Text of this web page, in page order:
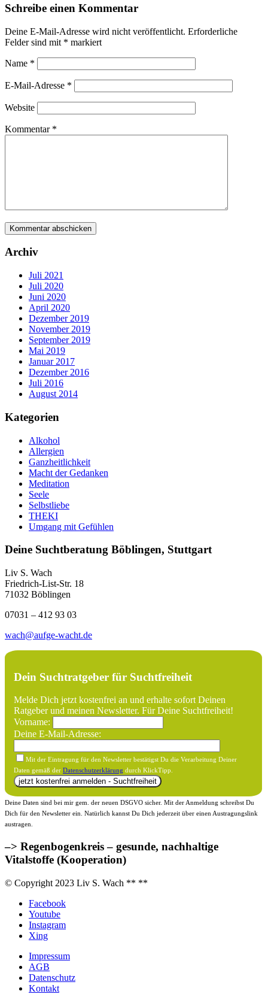
Schreibe einen Kommentar
Deine E-Mail-Adresse wird nicht veröffentlicht. Erforderliche
Felder sind mit * markiert
Name *
E-Mail-Adresse *
Website
Kommentar *
Archiv
Juli 2021
Juli 2020
Juni 2020
April 2020
Dezember 2019
November 2019
September 2019
Mai 2019
Januar 2017
Dezember 2016
Juli 2016
August 2014
Kategorien
Alkohol
Allergien
Ganzheitlichkeit
Macht der Gedanken
Meditation
Seele
Selbstliebe
THEKI
Umgang mit Gefühlen
Deine Suchtberatung Böblingen, Stuttgart
Liv S. Wach
Friedrich-List-Str. 18
71032 Böblingen
07031 – 412 93 03
wach@aufge-wacht.de
Dein Suchtratgeber für Suchtfreiheit
Melde Dich jetzt kostenfrei an und erhalte sofort Deinen
Ratgeber und meinen Newsletter. Für Deine Suchtfreiheit!
Vorname:
Deine E-Mail-Adresse:
Mit der Eintragung für den Newsletter bestätigst Du die Verarbeitung Deiner
Daten gemäß der Datenschutzerklärung durch KlickTipp.
Deine Daten sind bei mir gem. der neuen DSGVO sicher. Mit der Anmeldung schreibst Du
Dich für den Newsletter ein. Natürlich kannst Du Dich jederzeit über einen Austragungslink
austragen.
–> Regenbogenkreis – gesunde, nachhaltige
Vitalstoffe (Kooperation)
© Copyright 2023 Liv S. Wach ** **
Facebook
Youtube
Instagram
Xing
Impressum
AGB
Datenschutz
Kontakt